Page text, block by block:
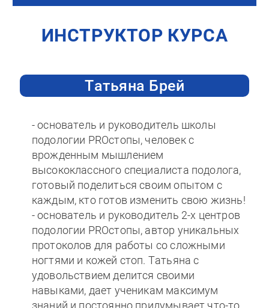
ИНСТРУКТОР КУРСА
Татьяна Брей
- основатель и руководитель школы
подологии PROстопы, человек с
врожденным мышлением
высококлассного специалиста подолога,
готовый поделиться своим опытом с
каждым, кто готов изменить свою жизнь!
- основатель и руководитель 2-х центров
подологии PROстопы, автор уникальных
протоколов для работы со сложными
ногтями и кожей стоп. Татьяна с
удовольствием делится своими
навыками, дает ученикам максимум
знаний и постоянно придумывает что-то